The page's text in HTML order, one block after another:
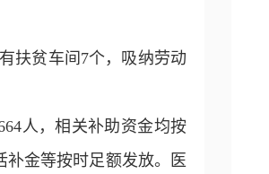
扶贫车间7个，吸纳劳动
人，相关补助资金均按
补金等按时足额发放。医